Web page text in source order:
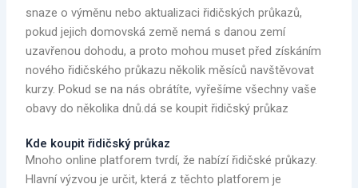
snaze o výměnu nebo aktualizaci řidičských průkazů,
pokud jejich domovská země nemá s danou zemí
uzavřenou dohodu, a proto mohou muset před získáním
nového řidičského průkazu několik měsíců navštěvovat
kurzy. Pokud se na nás obrátíte, vyřešíme všechny vaše
obavy do několika dnů.dá se koupit řidičský průkaz
Kde koupit řidičský průkaz
Mnoho online platforem tvrdí, že nabízí řidičské průkazy.
Hlavní výzvou je určit, která z těchto platforem je